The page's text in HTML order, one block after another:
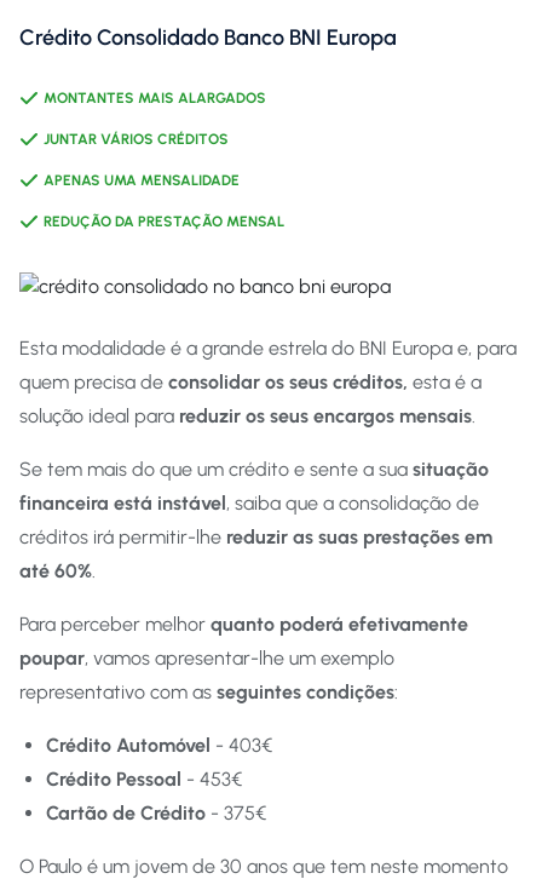
Crédito Consolidado Banco BNI Europa
MONTANTES MAIS ALARGADOS
JUNTAR VÁRIOS CRÉDITOS
APENAS UMA MENSALIDADE
REDUÇÃO DA PRESTAÇÃO MENSAL
Esta modalidade é a grande estrela do BNI Europa e, para
quem precisa de consolidar os seus créditos, esta é a
solução ideal para reduzir os seus encargos mensais
Se tem mais do que um crédito e sente a sua situação
financeira está instável, saiba que a consolidação de
créditos irá permitir-lhe reduzir as suas prestações em
até 60%
Para perceber melhor quanto poderá efetivamente
poupar, vamos apresentar-lhe um exemplo
representativo com as seguintes condições:
Crédito Automóvel - 403€
Crédito Pessoal - 453€
Cartão de Crédito - 375€
O Paulo é um jovem de 30 anos que tem neste momento